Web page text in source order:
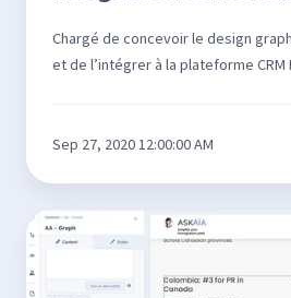
Chargé de concevoir le design
et de l’intégrer à la plateforme
Sep 27, 2020 12:00:00 AM
Des
données
percutantes,